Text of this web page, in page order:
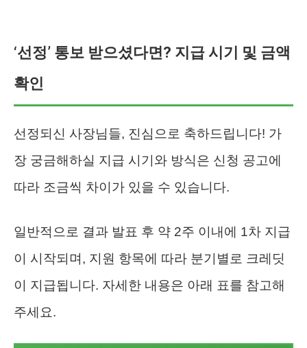
‘선정’ 통보 받으셨다면? 지급 시기 및 금액
확인
선정되신 사장님들, 진심으로 축하드립니다! 가
장 궁금해하실 지급 시기와 방식은 신청 공고에
따라 조금씩 차이가 있을 수 있습니다.
일반적으로 결과 발표 후 약 2주 이내에 1차 지급
이 시작되며, 지원 항목에 따라 분기별로 크레딧
이 지급됩니다. 자세한 내용은 아래 표를 참고해
주세요.